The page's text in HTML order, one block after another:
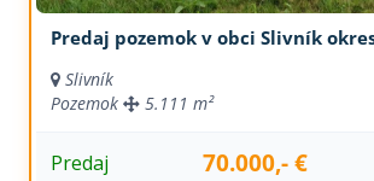
Predaj pozemok v obci Slivník
Slivník
Pozemok
5.111 m²
Predaj 70.000,- €